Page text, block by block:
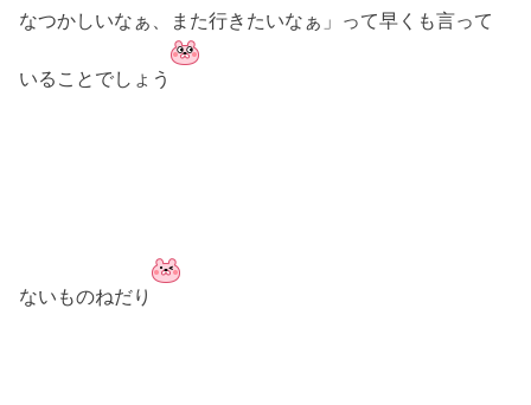
なつかしいなぁ、また行きたいなぁ」って早くも言って
いることでしょう
ないものねだり